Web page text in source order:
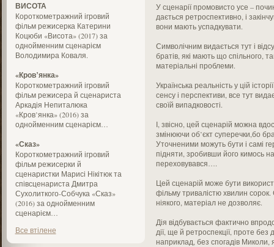
ВИСОТА
Короткометражний ігровий
фільм режисерка Катерини
Коцюби «Висота» (2017) за
однойменним сценарієм
Володимира Коваля.
«Кров’янка»
Короткометражний ігровий
фільм режисера й сценариста
Аркадія Непиталюка
«Кров’янка» (2016) за
однойменним сценарієм…
«Сказ»
Короткометражний ігровий
фільм режисерки й
сценаристки Марисі Нікітюк та
співсценариста Дмитра
Сухолиткого-Собчука «Сказ»
(2016) за однойменним
сценарієм…
Все втілене
У сценарії промовисто усе –
дається ретроспективно, і
вони мають успадкувати.
Символічним видається тут і
братів, які мають що спільного,
матеріальні проблеми.
Українська реальність у цій
сенсу і перспективи, все тут
своїй випадковості.
І, звісно, цей сценарій можна
змінюючи об’єкт суперечки,бо
Уточненими можуть бути і самі
підняти, зробивши його кимось
переховувався….
Цей сценарій може бути
фільму тривалістю хвилин
ніякого, матеріал не дозволяє.
Дія відбувається фактично
дії, ще й ретроспекції, проте
наприклад, без спогадів